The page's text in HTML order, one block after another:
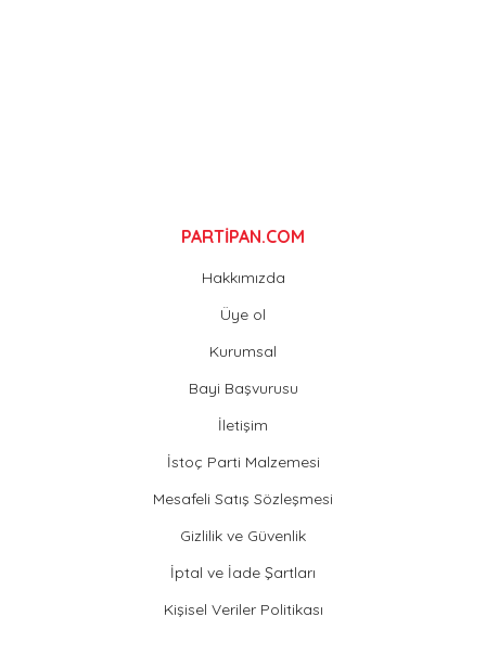
PARTİPAN.COM
Hakkımızda
Üye ol
Kurumsal
Bayi Başvurusu
İletişim
İstoç Parti Malzemesi
Mesafeli Satış Sözleşmesi
Gizlilik ve Güvenlik
İptal ve İade Şartları
Kişisel Veriler Politikası